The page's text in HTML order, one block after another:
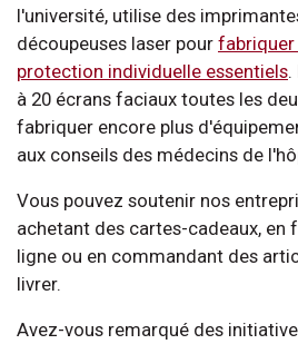
l'université, utilise des
découpeuses laser pour fabriquer
protection individuelle essentiels.
à 20 écrans faciaux toutes les
fabriquer encore plus
aux conseils des médecins de
Vous pouvez soutenir nos
achetant des cartes-cadeaux, en
ligne ou en commandant des
livrer.
Avez-vous remarqué des